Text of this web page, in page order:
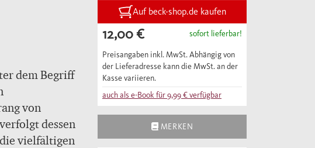
dem Begriff
von
dessen
vielfältigen
Auf beck-shop.de kaufen
12,00 € sofort lieferbar!
Preisangaben inkl. MwSt. Abhängig von
der Lieferadresse kann die MwSt. an der
Kasse variieren.
auch als e-Book für9,99 €verfügbar
MERKEN